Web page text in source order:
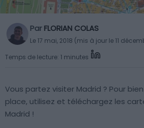
Par FLORIAN COLAS
Le 17 mai, 2018 (mis à jour le 11
Temps de lecture: 1 minutes
Vous partez visiter Madrid ? Pour
place, utilisez et téléchargez les
Madrid !